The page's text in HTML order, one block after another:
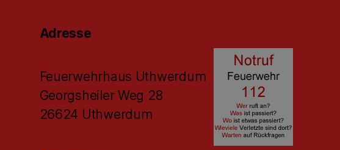
Adresse
Feuerwehrhaus Uthwerdum
Georgsheiler Weg 28
26624 Uthwerdum